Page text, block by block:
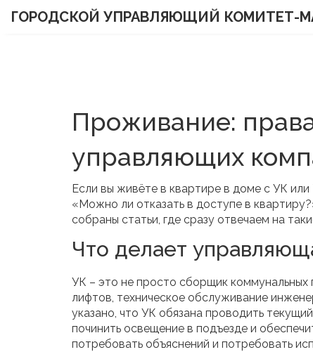
ГОРОДСКОЙ УПРАВЛЯЮЩИЙ КОМИТЕТ-
Проживание:
управляющих
Если вы живёте в квартире в доме с УК
«Можно ли отказать в доступе в
собраны статьи, где сразу отвечаем на
Что делает
УК – это не просто сборщик
лифтов, техническое обслуживание
указано, что УК обязана проводить
починить освещение в подъезде и
потребовать объяснений и потребовать